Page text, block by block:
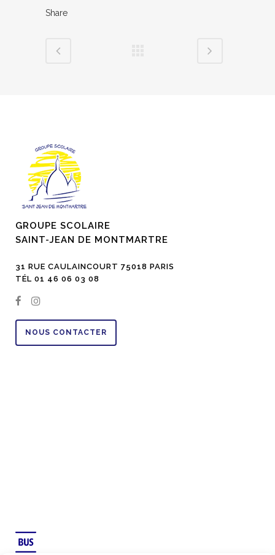
Share
GROUPE SCOLAIRE
SAINT-JEAN DE MONTMARTRE
31 RUE CAULAINCOURT 75018 PARIS
TÉL 01 46 06 03 08
NOUS CONTACTER